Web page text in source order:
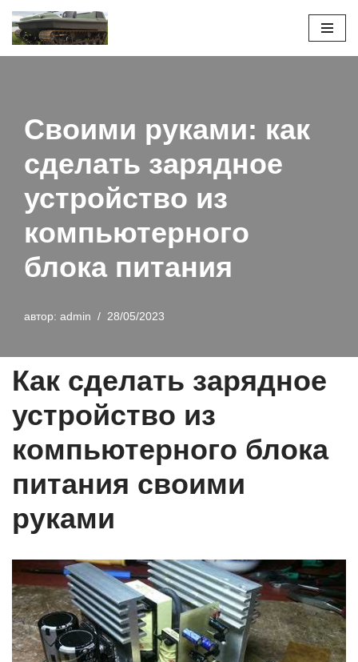
Перейти
Своими руками: как
сделать зарядное
устройство из
компьютерного
блока питания
автор: admin 28/05/2023
Как сделать зарядное
устройство из
компьютерного блока
питания своими
руками